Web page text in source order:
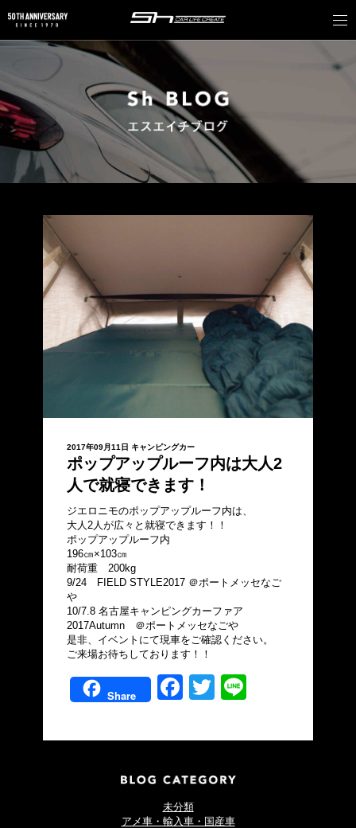
2017年09月11日 キャンピングカー
ポップアップルーフ内は大人2
人で就寝できます！
ジエロニモのポップアップルーフ内は、
大人2人が広々と就寝できます！！
ポップアップルーフ内
196㎝×103㎝
耐荷重 200kg
9/24 FIELD STYLE2017 ＠ポートメッセなご
や
10/7.8 名古屋キャンピングカーファア
2017Autumn ＠ポートメッセなごや
是非、イベントにて現車をご確認ください。
ご来場お待ちしております！！
Share
FacebookTwitter
未分類
アメ車・輸入車・国産車